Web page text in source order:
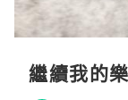
繼續我的